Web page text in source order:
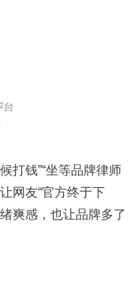
打钱”“坐等品牌律师
网友“官方终于下
爽感，也让品牌多了